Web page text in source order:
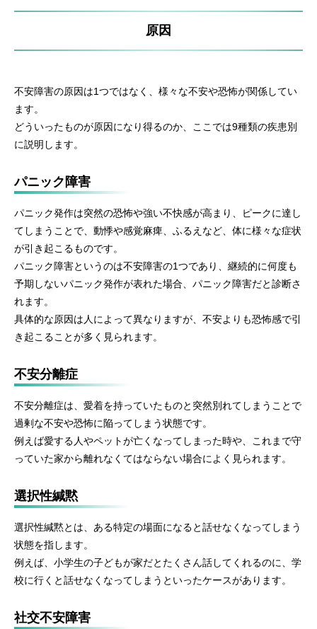
原因
不安障害の原因は1つではなく、様々な不安や恐怖が関係してい
ます。
どういったものが原因になり得るのか、ここでは9種類の疾患別
に説明します。
パニック障害
パニック発作は突然の恐怖や強い不快感が高まり、ピークに達し
てしまうことで、動悸や感覚麻痺、ふるえなど、体に様々な症状
が引き起こるものです。
パニック障害というのは不安障害の1つであり、継続的に何度も
予期しないパニック発作が表れた場合、パニック障害だと診断さ
れます。
具体的な原因は人によって異なりますが、不安よりも恐怖感で引
き起こることが多く見られます。
不安分離症
不安分離症は、愛着を持っていたものと突然別れてしまうことで
過剰な不安や恐怖に陥ってしまう状態です。
例えば愛する人やペットが亡くなってしまった時や、これまで守
っていた家から離れなくてはならない場合によく見られます。
選択性緘黙
選択性緘黙とは、ある特定の場面になると話せなくなってしまう
状態を指します。
例えば、小学生の子どもが家だとたくさん話してくれるのに、学
校に行くと話せなくなってしまうといったケースがあります。
社交不安障害